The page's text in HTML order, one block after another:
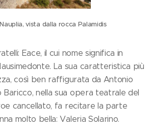
vista dalla rocca Palamidis
Eace, il cui nome significa in
La sua caratteristica più
così ben raffigurata da Antonio
Baricco, nella sua opera teatrale del
cancellato, fa recitare la parte
molto bella: Valeria Solarino.